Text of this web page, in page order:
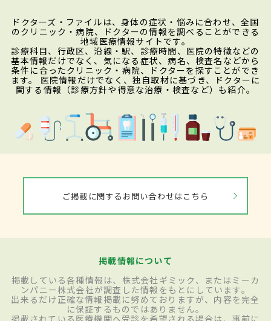
ドクターズ・ファイルは、身体の症状・悩みに合わせ、全国
のクリニック・病院、ドクターの情報を調べることができる
地域医療情報サイトです。
診療科目、行政区、沿線・駅、診療時間、医院の特徴などの
基本情報だけでなく、気になる症状、病名、検査名などから
条件に合ったクリニック・病院、ドクターを探すことができ
ます。 医院情報だけでなく、独自取材に基づき、ドクターに
関する情報（診療方針や得意な治療・検査など）も紹介。
ご掲載に関するお問い合わせはこちら
掲載情報について
掲載している各種情報は、株式会社ギミック、またはミーカ
ンパニー株式会社が調査した情報をもとにしています。
出来るだけ正確な情報掲載に努めておりますが、内容を完全
に保証するものではありません。